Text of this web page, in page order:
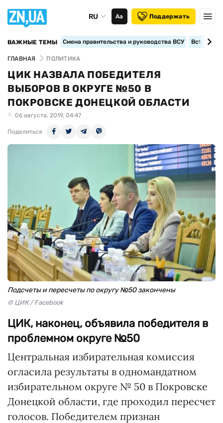
RU Аа Поддержать
ВАЖНЫЕ ТЕМЫ Смена правительства и руководства ВСУ
ГЛАВНАЯ ПОЛИТИКА
ЦИК НАЗВАЛА ПОБЕДИТЕЛЯ
ВЫБОРОВ В ОКРУГЕ №50 В
ПОКРОВСКЕ ДОНЕЦКОЙ ОБЛАСТИ
06 августа, 2019, 04:47
Поделиться
Подсчеты и пересчеты по округу №50 закончены
© ЦИК / Facebook
ЦИК, наконец, объявила победителя в
проблемном округе №50
Центральная избирательная комиссия
огласила результаты в одномандатном
избирательном округе № 50 в Покровске
Донецкой области, где проходил пересчет
голосов. Победителем признан